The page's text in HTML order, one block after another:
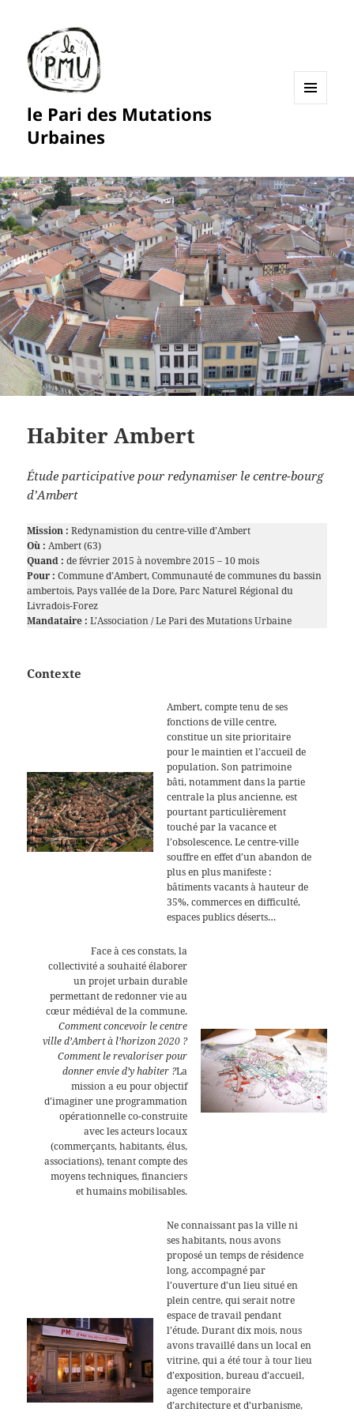
le Pari des Mutations
Urbaines
Habiter Ambert
Étude participative pour redynamiser le centre-bourg
d’Ambert
Mission : Redynamistion du centre-ville d’Ambert
Où : Ambert (63)
Quand : de février 2015 à novembre 2015 – 10 mois
Pour :Commune d’Ambert, Communauté de communes du bassin
ambertois, Pays vallée de la Dore, Parc Naturel Régional du
Livradois-Forez
Mandataire : L’Association / Le Pari des Mutations Urbaine
Contexte
Ambert, compte tenu de ses
fonctions de ville centre,
constitue un site prioritaire
pour le maintien et l’accueil de
population. Son patrimoine
bâti, notamment dans la partie
centrale la plus ancienne, est
pourtant particulièrement
touché par la vacance et
l’obsolescence. Le centre-ville
souffre en effet d’un abandon de
plus en plus manifeste :
bâtiments vacants à hauteur de
35%, commerces en difficulté,
espaces publics déserts…
Face à ces constats, la
collectivité a souhaité élaborer
un projet urbain durable
permettant de redonner vie au
cœur médiéval de la commune.
Comment concevoir le centre
ville d’Ambert à l’horizon 2020 ?
Comment le revaloriser pour
donner envie d’y habiter ?La
mission a eu pour objectif
d’imaginer une programmation
opérationnelle co-construite
avec les acteurs locaux
(commerçants, habitants, élus,
associations), tenant compte des
moyens techniques, financiers
et humains mobilisables.
Ne connaissant pas la ville ni
ses habitants, nous avons
proposé un temps de résidence
long, accompagné par
l’ouverture d’un lieu situé en
plein centre, qui serait notre
espace de travail pendant
l’étude. Durant dix mois, nous
avons travaillé dans un local en
vitrine, qui a été tour à tour lieu
d’exposition, bureau d’accueil,
agence temporaire
d’architecture et d’urbanisme,